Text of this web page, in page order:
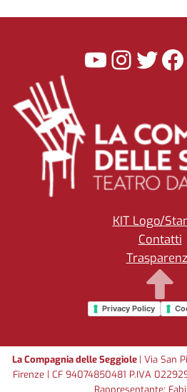
YouTube
KIT Logo/
Contatti
Privacy Policy
La Compagnia delle Seggiole | Via San
Firenze | CF 94074850481 P.IVA
Rappresentante: